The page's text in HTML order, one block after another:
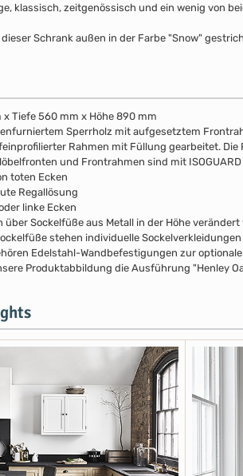
klassisch, zeitgenössisch und ein wenig von
Schrank außen in der Farbe "Snow"
x Tiefe 560 mm x Höhe 890 mm
Sperrholz mit aufgesetztem
Rahmen mit Füllung gearbeitet.
und Frontrahmen sind mit
toten Ecken
Regallösung
linke Ecken
über Sockelfüße aus Metall in der Höhe verändert
stehen individuelle
Edelstahl-Wandbefestigungen zur
Produktabbildung die Ausführung "Henley